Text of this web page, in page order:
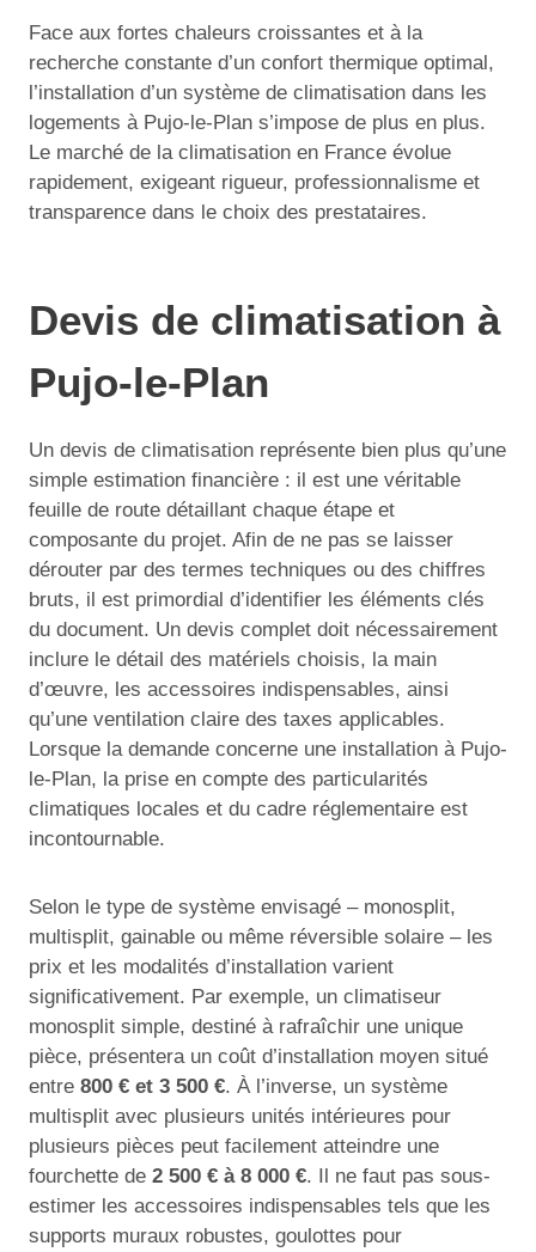
Face aux fortes chaleurs croissantes et à la
recherche constante d’un confort thermique optimal,
l’installation d’un système de climatisation dans les
logements à Pujo-le-Plan s’impose de plus en plus.
Le marché de la climatisation en France évolue
rapidement, exigeant rigueur, professionnalisme et
transparence dans le choix des prestataires.
Devis de climatisation à
Pujo-le-Plan
Un devis de climatisation représente bien plus qu’une
simple estimation financière : il est une véritable
feuille de route détaillant chaque étape et
composante du projet. Afin de ne pas se laisser
dérouter par des termes techniques ou des chiffres
bruts, il est primordial d’identifier les éléments clés
du document. Un devis complet doit nécessairement
inclure le détail des matériels choisis, la main
d’œuvre, les accessoires indispensables, ainsi
qu’une ventilation claire des taxes applicables.
Lorsque la demande concerne une installation à Pujo-
le-Plan, la prise en compte des particularités
climatiques locales et du cadre réglementaire est
incontournable.
Selon le type de système envisagé – monosplit,
multisplit, gainable ou même réversible solaire – les
prix et les modalités d’installation varient
significativement. Par exemple, un climatiseur
monosplit simple, destiné à rafraîchir une unique
pièce, présentera un coût d’installation moyen situé
entre 800 € et 3 500 €. À l’inverse, un système
multisplit avec plusieurs unités intérieures pour
plusieurs pièces peut facilement atteindre une
fourchette de 2 500 € à 8 000 €. Il ne faut pas sous-
estimer les accessoires indispensables tels que les
supports muraux robustes, goulottes pour